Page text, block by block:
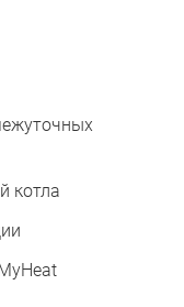
котла